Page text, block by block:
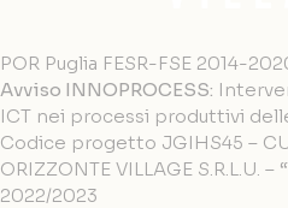
POR Puglia FESR-FSE 2014-
Avviso INNOPROCESS:
ICT nei processi produttivi
Codice progetto JGIHS45 –
ORIZZONTE VILLAGE S.R.L.U. –
2022/2023